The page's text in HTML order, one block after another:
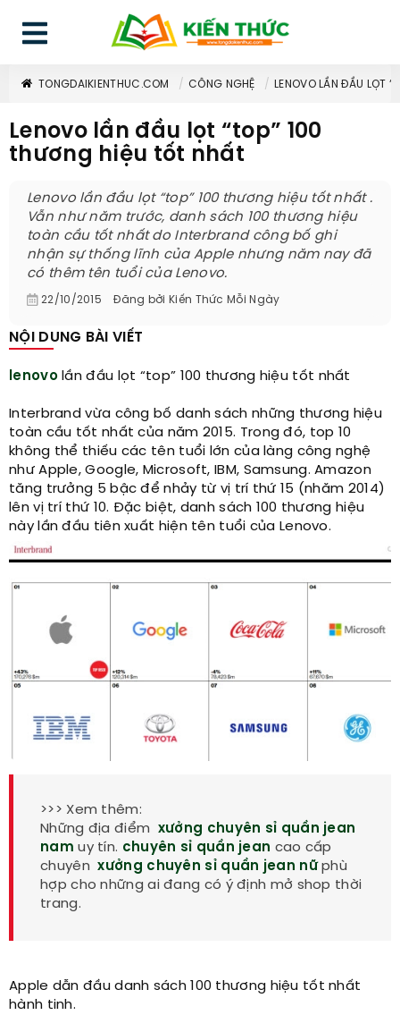
TONGDAIKIENTHUC.COM CÔNG NGHỆ LENOVO LẦN ĐẦU LỌT
Lenovo lần đầu lọt “top” 100
thương hiệu tốt nhất
Lenovo lần đầu lọt “top” 100 thương hiệu tốt nhất .
Vẫn như năm trước, danh sách 100 thương hiệu
toàn cầu tốt nhất do Interbrand công bố ghi
nhận sự thống lĩnh của Apple nhưng năm nay đã
có thêm tên tuổi của Lenovo.
22/10/2015 Đăng bởi Kiến Thức Mỗi Ngày
NỘI DUNG BÀI VIẾT
lenovolần đầu lọt “top” 100 thương hiệu tốt nhất
Interbrand vừa công bố danh sách những thương hiệu
toàn cầu tốt nhất của năm 2015. Trong đó, top 10
không thể thiếu các tên tuổi lớn của làng công nghệ
như Apple, Google, Microsoft, IBM, Samsung. Amazon
tăng trưởng 5 bậc để nhảy từ vị trí thứ 15 (nhăm 2014)
lên vị trí thứ 10. Đặc biệt, danh sách 100 thương hiệu
này lần đầu tiên xuất hiện tên tuổi của Lenovo.
>>> Xem thêm:
Những địa điểm xưởng chuyên sỉ quần jean
nam uy tín. chuyên sỉ quần jean cao cấp
chuyênxưởng chuyên sỉ quần jean nữphù
hợp cho những ai đang có ý định mở shop thời
trang.
Apple dẫn đầu danh sách 100 thương hiệu tốt nhất
hành tinh.